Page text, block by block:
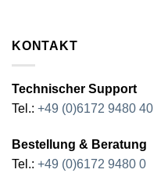
KONTAKT
Technischer Support
Tel.: +49 (0)6172 9480 40
Bestellung & Beratung
Tel.: +49 (0)6172 9480 0